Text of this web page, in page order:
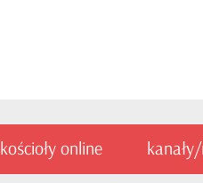
kościoły online